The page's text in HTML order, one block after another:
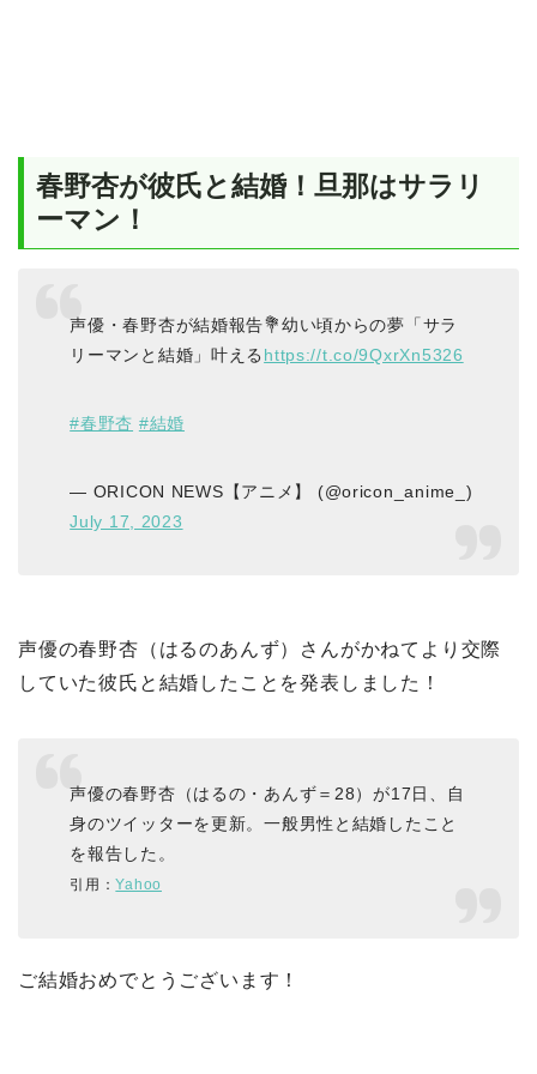
春野杏が彼氏と結婚！旦那はサラリ
ーマン！
声優・春野杏が結婚報告💐幼い頃からの夢「サラ
リーマンと結婚」叶える https://t.co/9QxrXn5326
#春野杏 #結婚
— ORICON NEWS【アニメ】 (@oricon_anime_)
July 17, 2023
声優の春野杏（はるのあんず）さんがかねてより交際
していた彼氏と結婚したことを発表しました！
声優の春野杏（はるの・あんず＝28）が17日、自
身のツイッターを更新。一般男性と結婚したこと
を報告した。
引用：Yahoo
ご結婚おめでとうございます！